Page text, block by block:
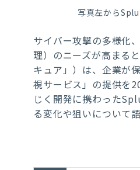
写真左から
サイバー攻撃の多様化
理）のニーズが高まる
キュア」）は、企業が
視サービス」の提供を
じく開発に携わった
る変化や狙いについて